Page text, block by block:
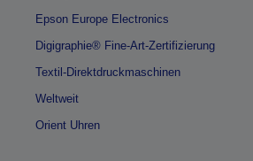
Epson Europe Electronics
Digigraphie® Fine-Art-Zertifizierung
Textil-Direktdruckmaschinen
Weltweit
Orient Uhren